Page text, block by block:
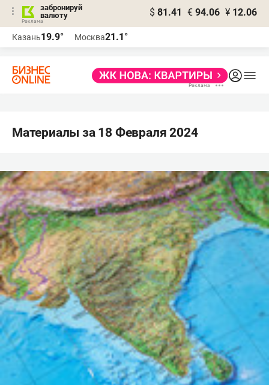
забронируй
валюту
$ 81.41 € 94.06 ¥ 12.06
Казань19.9° Москва21.1°
Материалы за 18 Февраля 2024